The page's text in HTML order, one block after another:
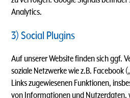
Analytics.
3) Social Plugins
Auf unserer Website finden sich ggf.
soziale Netzwerke wie z.B. Facebook
Links zugewiesenen Funktionen,
von Informationen und Nutzerdaten,